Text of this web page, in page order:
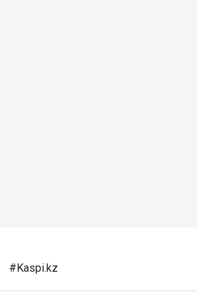
#Kaspi.kz